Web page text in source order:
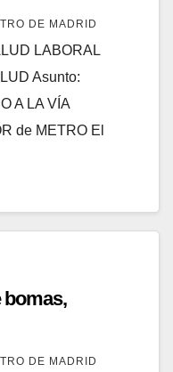
DE MADRID
LABORAL
Asunto:
A LA VÍA
de METRO El
bomas,
DE MADRID